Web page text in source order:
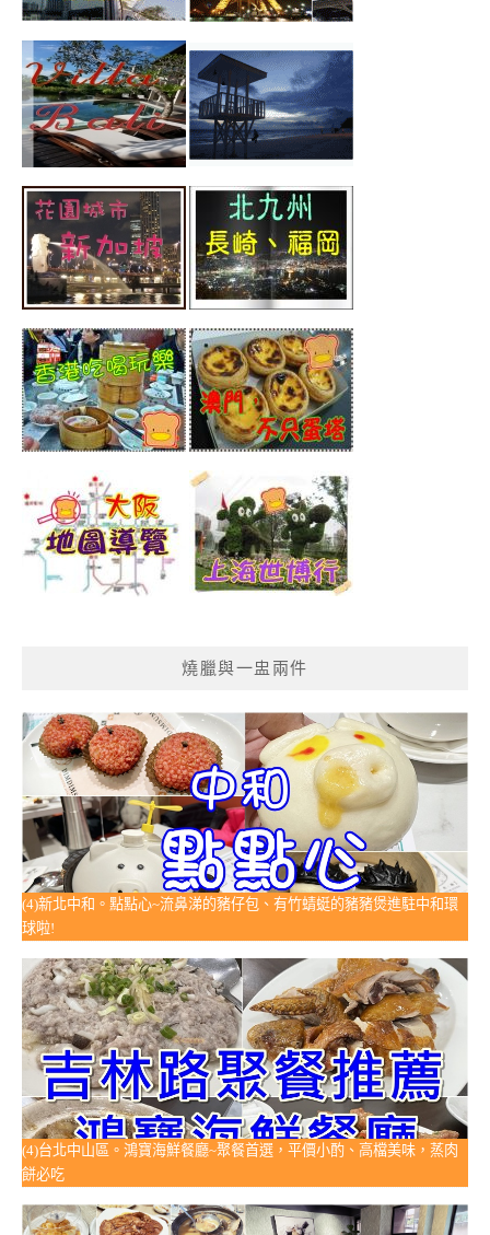
燒臘與一盅兩件
(4)新北中和。點點心~流鼻涕的豬仔包、有竹蜻蜓的豬豬煲進駐中和環
球啦!
(4)台北中山區。鴻寶海鮮餐廳~聚餐首選，平價小酌、高檔美味，蒸肉
餅必吃